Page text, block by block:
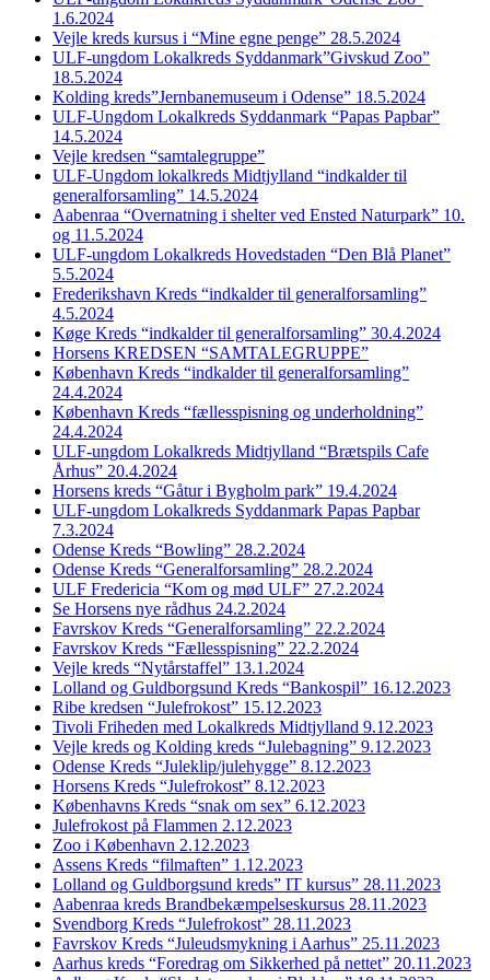
1.6.2024
Vejle kreds kursus i “Mine egne penge” 28.5.2024
ULF-ungdom Lokalkreds Syddanmark”Givskud Zoo”
18.5.2024
Kolding kreds”Jernbanemuseum i Odense” 18.5.2024
ULF-Ungdom Lokalkreds Syddanmark “Papas Papbar”
14.5.2024
Vejle kredsen “samtalegruppe”
ULF-Ungdom lokalkreds Midtjylland “indkalder til
generalforsamling” 14.5.2024
Aabenraa “Overnatning i shelter ved Ensted Naturpark” 10.
og 11.5.2024
ULF-ungdom Lokalkreds Hovedstaden “Den Blå Planet”
5.5.2024
Frederikshavn Kreds “indkalder til generalforsamling”
4.5.2024
Køge Kreds “indkalder til generalforsamling” 30.4.2024
Horsens KREDSEN “SAMTALEGRUPPE”
København Kreds “indkalder til generalforsamling”
24.4.2024
København Kreds “fællesspisning og underholdning”
24.4.2024
ULF-ungdom Lokalkreds Midtjylland “Brætspils Cafe
Århus” 20.4.2024
Horsens kreds “Gåtur i Bygholm park” 19.4.2024
ULF-ungdom Lokalkreds Syddanmark Papas Papbar
7.3.2024
Odense Kreds “Bowling” 28.2.2024
Odense Kreds “Generalforsamling” 28.2.2024
ULF Fredericia “Kom og mød ULF” 27.2.2024
Se Horsens nye rådhus 24.2.2024
Favrskov Kreds “Generalforsamling” 22.2.2024
Favrskov Kreds “Fællesspisning” 22.2.2024
Vejle kreds “Nytårstaffel” 13.1.2024
Lolland og Guldborgsund Kreds “Bankospil” 16.12.2023
Ribe kredsen “Julefrokost” 15.12.2023
Tivoli Friheden med Lokalkreds Midtjylland 9.12.2023
Vejle kreds og Kolding kreds “Julebagning” 9.12.2023
Odense Kreds “Juleklip/julehygge” 8.12.2023
Horsens Kreds “Julefrokost” 8.12.2023
Københavns Kreds “snak om sex” 6.12.2023
Julefrokost på Flammen 2.12.2023
Zoo i København 2.12.2023
Assens Kreds “filmaften” 1.12.2023
Lolland og Guldborgsund kreds” IT kursus” 28.11.2023
Aabenraa kreds Brandbekæmpelseskursus 28.11.2023
Svendborg Kreds “Julefrokost” 28.11.2023
Favrskov Kreds “Juleudsmykning i Aarhus” 25.11.2023
Aarhus kreds “Foredrag om Sikkerhed på nettet” 20.11.2023